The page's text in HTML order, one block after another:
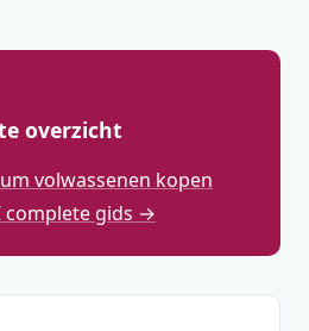
overzicht
volwassenen kopen
complete gids →